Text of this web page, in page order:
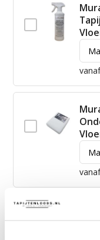
vanaf
vanaf